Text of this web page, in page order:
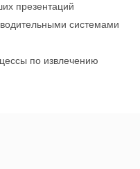
презентаций
системами
по извлечению